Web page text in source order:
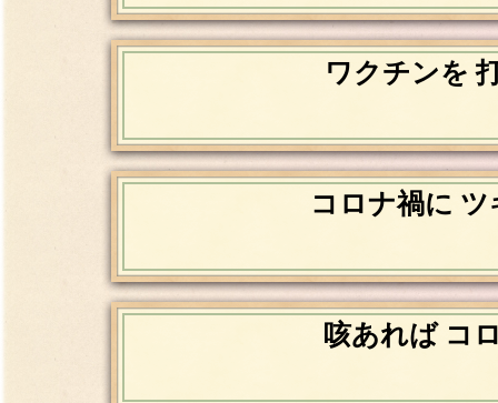
ワクチンを
コロナ禍に
咳あれば コ